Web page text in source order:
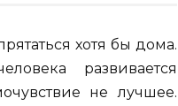
хотя бы дома.
развивается
не лучшее.